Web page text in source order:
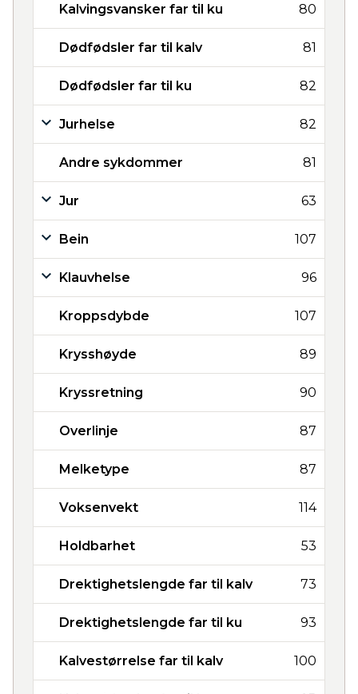
Kalvingsvansker far til ku 80
Dødfødsler far til kalv 81
Dødfødsler far til ku 82
Jurhelse 82
Andre sykdommer 81
Jur 63
Bein 107
Klauvhelse 96
Kroppsdybde 107
Krysshøyde 89
Kryssretning 90
Overlinje 87
Melketype 87
Voksenvekt 114
Holdbarhet 53
Drektighetslengde far til kalv 73
Drektighetslengde far til ku 93
Kalvestørrelse far til kalv 100